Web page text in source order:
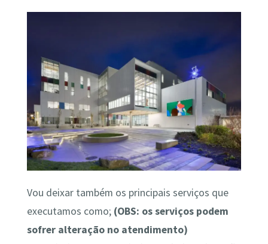
Vou deixar também os principais serviços que
executamos como; (OBS: os serviços podem
sofrer alteração no atendimento)